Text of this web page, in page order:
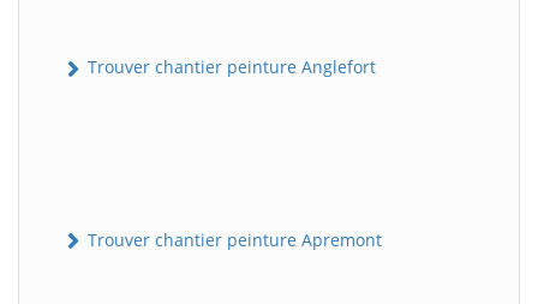
Trouver chantier peinture Anglefort
Trouver chantier peinture Apremont